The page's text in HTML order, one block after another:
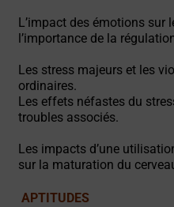
L’impact des émotions sur
l’importance de la
Les stress majeurs et les
ordinaires.
Les effets néfastes du
troubles associés.
Les impacts d’une
sur la maturation du
APTITUDES